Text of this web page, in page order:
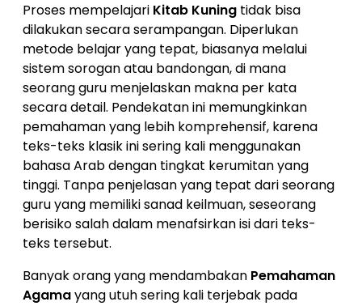
Proses mempelajari Kitab Kuning tidak bisa
dilakukan secara serampangan. Diperlukan
metode belajar yang tepat, biasanya melalui
sistem sorogan atau bandongan, di mana
seorang guru menjelaskan makna per kata
secara detail. Pendekatan ini memungkinkan
pemahaman yang lebih komprehensif, karena
teks-teks klasik ini sering kali menggunakan
bahasa Arab dengan tingkat kerumitan yang
tinggi. Tanpa penjelasan yang tepat dari seorang
guru yang memiliki sanad keilmuan, seseorang
berisiko salah dalam menafsirkan isi dari teks-
teks tersebut.
Banyak orang yang mendambakan Pemahaman
Agamayang utuh sering kali terjebak pada